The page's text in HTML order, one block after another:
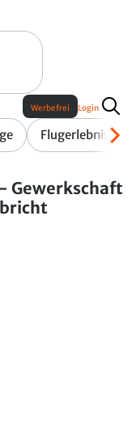
Flugerlebnis
Werbefrei Login
Gewerkschaft